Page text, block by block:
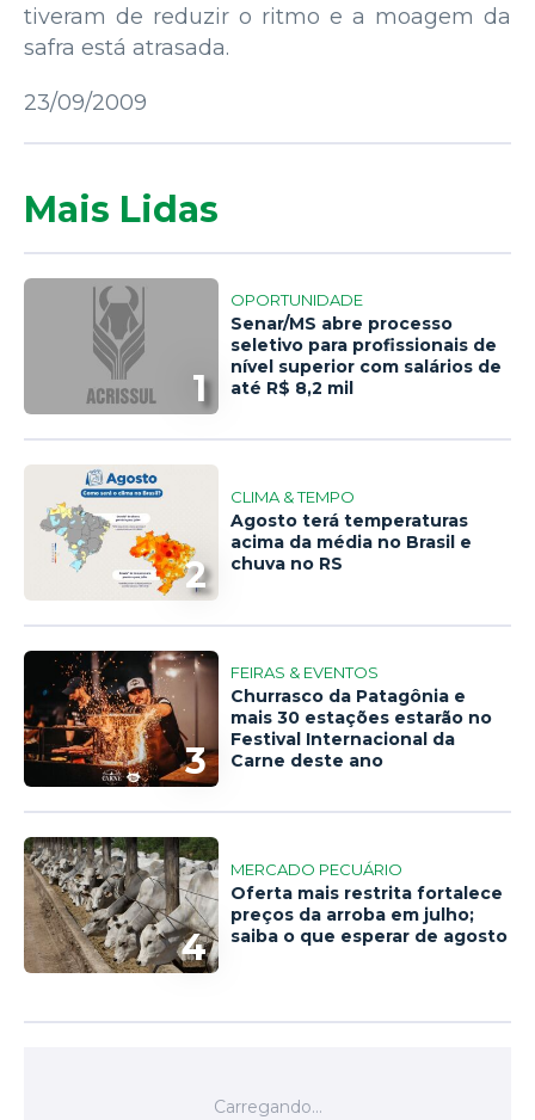
tiveram de reduzir o ritmo e a moagem da
safra está atrasada.
23/09/2009
Mais Lidas
1
OPORTUNIDADE
Senar/MS abre processo
seletivo para profissionais de
nível superior com salários de
até R$ 8,2 mil
2
CLIMA & TEMPO
Agosto terá temperaturas
acima da média no Brasil e
chuva no RS
3
FEIRAS & EVENTOS
Churrasco da Patagônia e
mais 30 estações estarão no
Festival Internacional da
Carne deste ano
4
MERCADO PECUÁRIO
Oferta mais restrita fortalece
preços da arroba em julho;
saiba o que esperar de agosto